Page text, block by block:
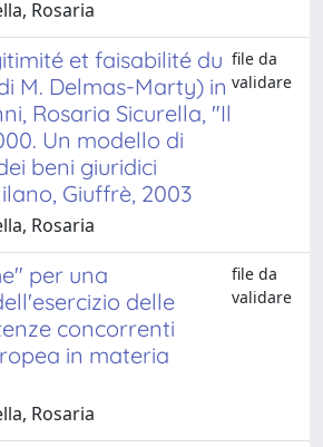
Rosaria
et faisabilité du
M. Delmas-Marty) in
Rosaria Sicurella, "Il
Un modello di
beni giuridici
Giuffrè, 2003
file da
validare
Rosaria
per una
delle
concorrenti
in materia
file da
validare
Rosaria